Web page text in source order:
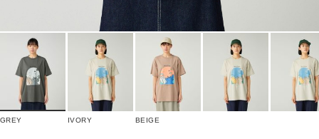
GREY IVORY BEIGE